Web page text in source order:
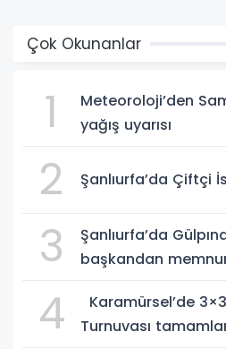
Çok Okunanlar
1
Meteoroloji’den
yağış uyarısı
2 Şanlıurfa’da Çiftçi
3
Şanlıurfa’da
başkandan
4
Karamürsel’de
Turnuvası